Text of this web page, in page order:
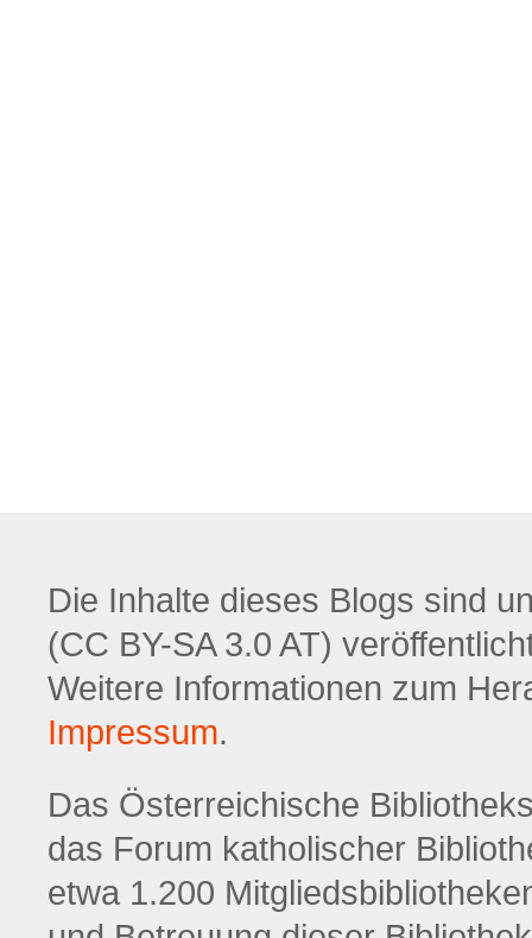
Die Inhalte dieses Blogs sind
(CC BY-SA 3.0 AT)
Weitere Informationen zum
Impressum.
Das Österreichische
das Forum katholischer
etwa 1.200